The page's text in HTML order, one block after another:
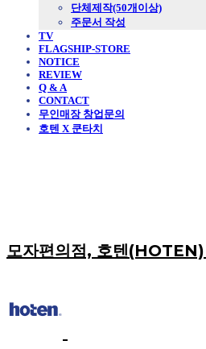
단체제작(50개이상)
주문서 작성
TV
FLAGSHIP-STORE
NOTICE
REVIEW
Q & A
CONTACT
무인매장 창업문의
호텐 X 쿤타치
모자편의점, 호텐